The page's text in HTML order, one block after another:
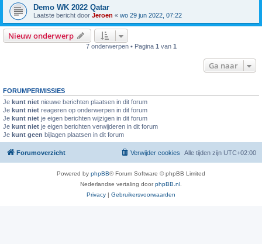
Demo WK 2022 Qatar
Laatste bericht door Jeroen « wo 29 jun 2022, 07:22
Nieuw onderwerp
7 onderwerpen • Pagina 1 van 1
Ga naar
FORUMPERMISSIES
Je kunt niet nieuwe berichten plaatsen in dit forum
Je kunt niet reageren op onderwerpen in dit forum
Je kunt niet je eigen berichten wijzigen in dit forum
Je kunt niet je eigen berichten verwijderen in dit forum
Je kunt geen bijlagen plaatsen in dit forum
Forumoverzicht Alle tijden zijn UTC+02:00
Verwijder cookies
Powered by phpBB® Forum Software © phpBB Limited
Nederlandse vertaling doorphpBB.nl
Privacy | Gebruikersvoorwaarden